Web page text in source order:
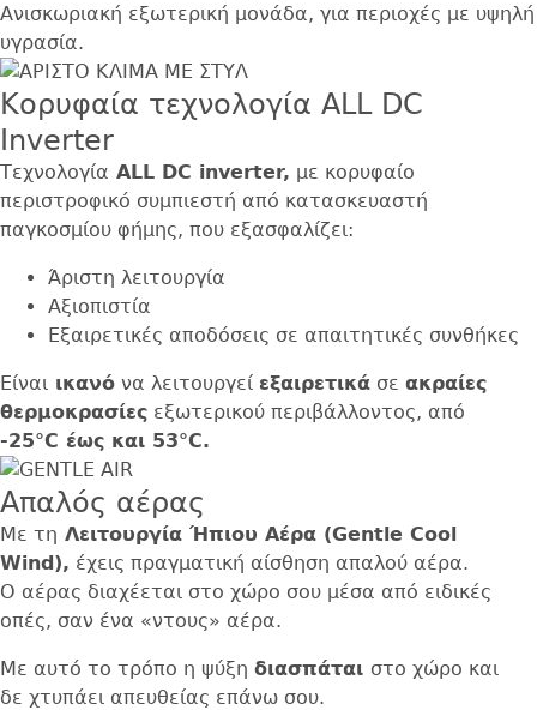
Ανισκωριακή εξωτερική μονάδα, για περιοχές με υψηλή
υγρασία.
Κορυφαία τεχνολογία ALL DC
Inverter
Τεχνολογία ALL DC inverter, με κορυφαίο
περιστροφικό συμπιεστή από κατασκευαστή
παγκοσμίου φήμης, που εξασφαλίζει:
Άριστη λειτουργία
Αξιοπιστία
Εξαιρετικές αποδόσεις σε απαιτητικές συνθήκες
Είναι ικανό να λειτουργεί εξαιρετικά σε ακραίες
θερμοκρασίες εξωτερικού περιβάλλοντος, από
-25°C έως και 53°C.
Απαλός αέρας
Με τη Λειτουργία Ήπιου Αέρα (Gentle Cool
Wind), έχεις πραγματική αίσθηση απαλού αέρα.
Ο αέρας διαχέεται στο χώρο σου μέσα από ειδικές
οπές, σαν ένα «ντους» αέρα.
Με αυτό το τρόπο η ψύξη διασπάται στο χώρο και
δε χτυπάει απευθείας επάνω σου.